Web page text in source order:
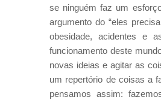
se ninguém faz um
argumento do “eles
obesidade, acidentes e
funcionamento deste
novas ideias e agitar as
um repertório de coisas a
pensamos assim: